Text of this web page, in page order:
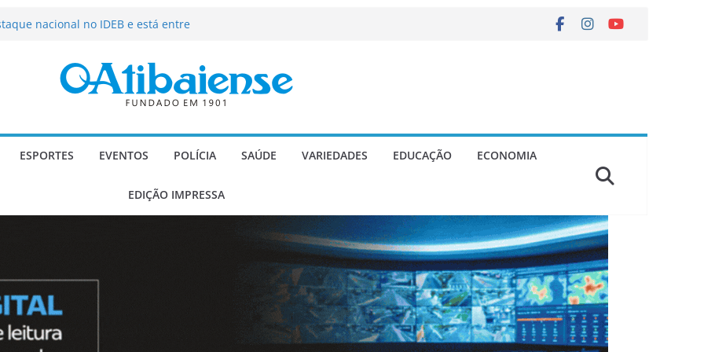
nacional no IDEB e está entre
investe em contrapartidas gerando
fortes rajadas de vento a partir
no Dia do Advogado
ESPORTES EVENTOS POLÍCIA SAÚDE VARIEDADES EDUCAÇÃO ECONOMIA
EDIÇÃO IMPRESSA